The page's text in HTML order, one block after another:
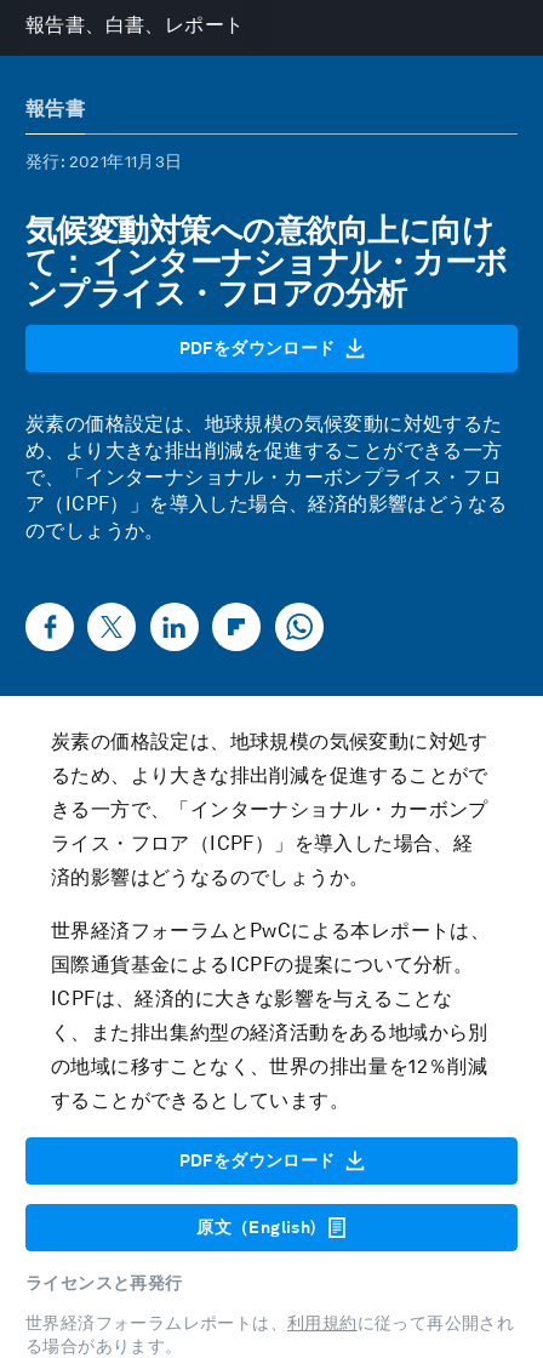
報告書、白書、レポート
報告書
発行: 2021年11月3日
気候変動対策への意欲向上に向け
て： インターナショナル・カーボ
ンプライス・フロアの分析
PDFをダウンロード
炭素の価格設定は、地球規模の気候変動に対処するた
め、より大きな排出削減を促進することができる一方
で、「インターナショナル・カーボンプライス・フロ
ア（ICPF）」を導入した場合、経済的影響はどうなる
のでしょうか。
炭素の価格設定は、地球規模の気候変動に対処す
るため、より大きな排出削減を促進することがで
きる一方で、「インターナショナル・カーボンプ
ライス・フロア（ICPF）」を導入した場合、経
済的影響はどうなるのでしょうか。
世界経済フォーラムとPwCによる本レポートは、
国際通貨基金によるICPFの提案について分析。
ICPFは、経済的に大きな影響を与えることな
く、また排出集約型の経済活動をある地域から別
の地域に移すことなく、世界の排出量を12％削減
することができるとしています。
PDFをダウンロード
原文（English)
ライセンスと再発行
世界経済フォーラムレポートは、 利用規約に従って再公開され
る場合があります。